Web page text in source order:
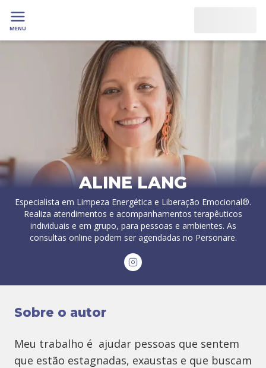
MENU
ALINE LANG
Especialista em Limpeza Energética e Liberação Emocional®.
Realiza atendimentos e acompanhamentos terapêuticos
individuais e em grupo, para pessoas e ambientes. As
consultas online podem ser agendadas no Personare.
Sobre o autor
Meu trabalho é ajudar pessoas que sentem
que estão estagnadas, exaustas e que buscam